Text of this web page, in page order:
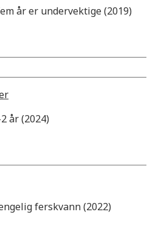
t
år er undervektige (2019)
år (2024)
ferskvann (2022)